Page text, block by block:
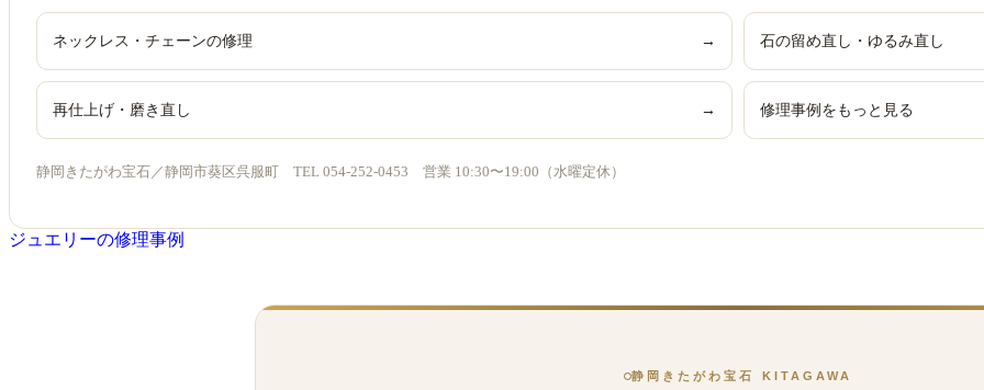
ネックレス・チェーンの修理 → 石の留め直し・ゆるみ直し
再仕上げ・磨き直し → 修理事例をもっと見る
静岡きたがわ宝石／静岡市葵区呉服町 TEL 054-252-0453 営業 10:30〜19:00（水曜定休）
ジュエリーの修理事例
静岡きたがわ宝石 KITAGAWA